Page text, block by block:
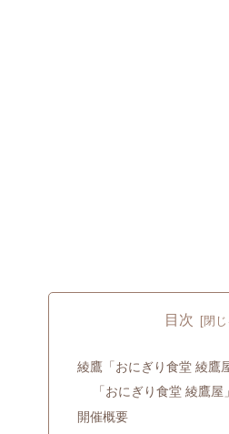
目次
綾鷹「おにぎり食堂 綾鷹
「おにぎり食堂 綾鷹屋
開催概要